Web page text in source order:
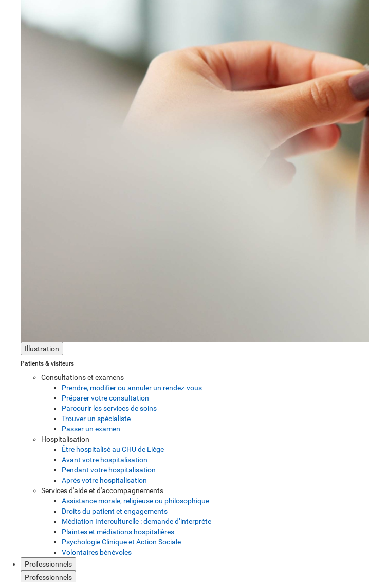
Illustration
Patients & visiteurs
Consultations et examens
Prendre, modifier ou annuler un rendez-vous
Préparer votre consultation
Parcourir les services de soins
Trouver un spécialiste
Passer un examen
Hospitalisation
Être hospitalisé au CHU de Liège
Avant votre hospitalisation
Pendant votre hospitalisation
Après votre hospitalisation
Services d'aide et d'accompagnements
Assistance morale, religieuse ou philosophique
Droits du patient et engagements
Médiation Interculturelle : demande d’interprète
Plaintes et médiations hospitalières
Psychologie Clinique et Action Sociale
Volontaires bénévoles
Professionnels
Professionnels